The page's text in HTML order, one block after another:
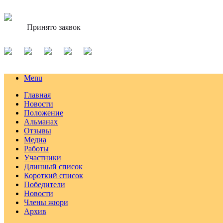
Принято заявок
Menu
Главная
Новости
Положение
Альманах
Отзывы
Медиа
Работы
Участники
Длинный список
Короткий список
Победители
Новости
Члены жюри
Архив